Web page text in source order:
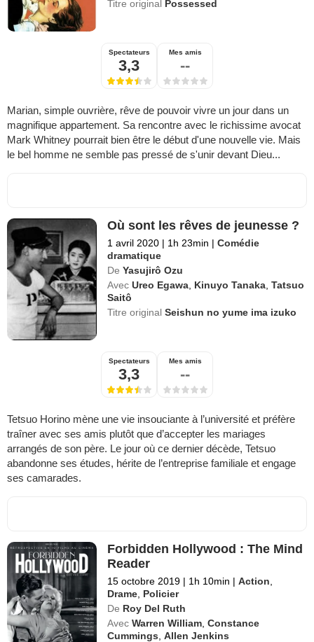
Titre original Possessed
Spectateurs
3,3
Mes amis
--
Marian, simple ouvrière, rêve de pouvoir vivre un jour dans un
magnifique appartement. Sa rencontre avec le richissime avocat
Mark Whitney pourrait bien être le début d'une nouvelle vie. Mais
le bel homme ne semble pas pressé de s'unir devant Dieu...
Où sont les rêves de jeunesse ?
1 avril 2020 | 1h 23min | Comédie
dramatique
De Yasujirô Ozu
Avec Ureo Egawa Kinuyo Tanaka ,Tatsuo
Saitô
Titre originalSeishun no yume ima izuko
Spectateurs
3,3
Mes amis
--
Tetsuo Horino mène une vie insouciante à l’université et préfère
traîner avec ses amis plutôt que d’accepter les mariages
arrangés de son père. Le jour où ce dernier décède, Tetsuo
abandonne ses études, hérite de l’entreprise familiale et engage
ses camarades.
Forbidden Hollywood : The Mind
Reader
15 octobre 2019 | 1h 10min | Action
Drame Policier
De Roy Del Ruth
Avec Warren William ,Constance
Cummings ,Allen Jenkins